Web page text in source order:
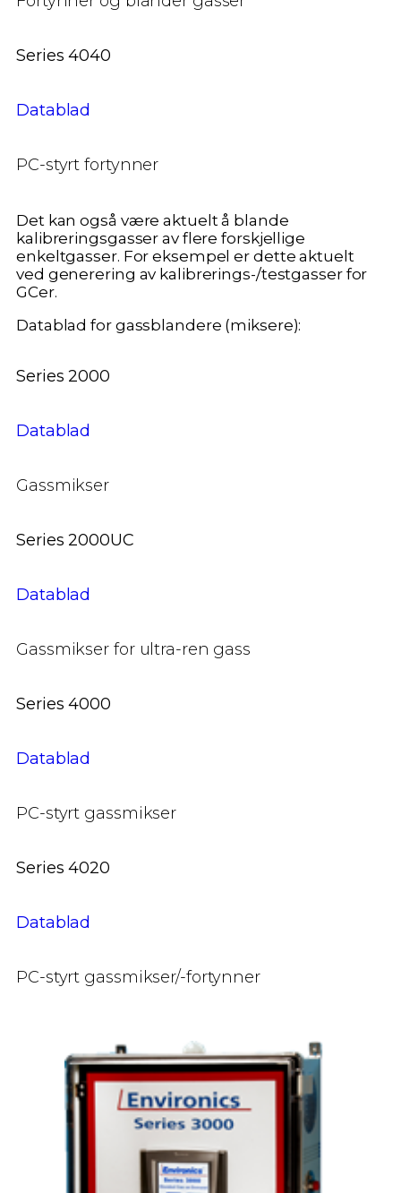
Series 4040
Datablad
PC-styrt fortynner
Det kan også være aktuelt å blande
kalibreringsgasser av flere forskjellige
enkeltgasser. For eksempel er dette aktuelt
ved generering av kalibrerings-/testgasser for
GCer.
Datablad for gassblandere (miksere):
Series 2000
Datablad
Gassmikser
Series 2000UC
Datablad
Gassmikser for ultra-ren gass
Series 4000
Datablad
PC-styrt gassmikser
Series 4020
Datablad
PC-styrt gassmikser/-fortynner